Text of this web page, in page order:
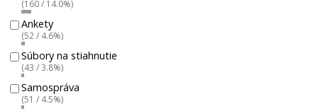
(160 / 14.0%)
Ankety
(52 / 4.6%)
Súbory na stiahnutie
(43 / 3.8%)
Samospráva
(51 / 4.5%)